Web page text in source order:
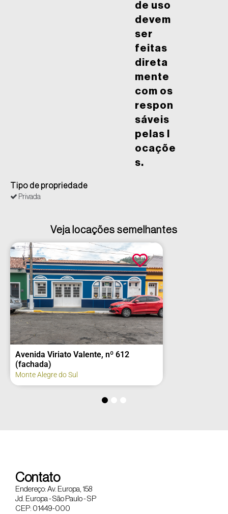
de uso
devem
ser
feitas
direta
mente
com os
respon
sáveis
pelas l
ocaçõe
s.
Tipo de propriedade
Privada
Veja locações semelhantes
Avenida Viriato Valente, nº 612
(fachada)
Monte Alegre do Sul
Contato
Endereço: Av. Europa, 158
Jd. Europa - São Paulo - SP
CEP: 01449-000